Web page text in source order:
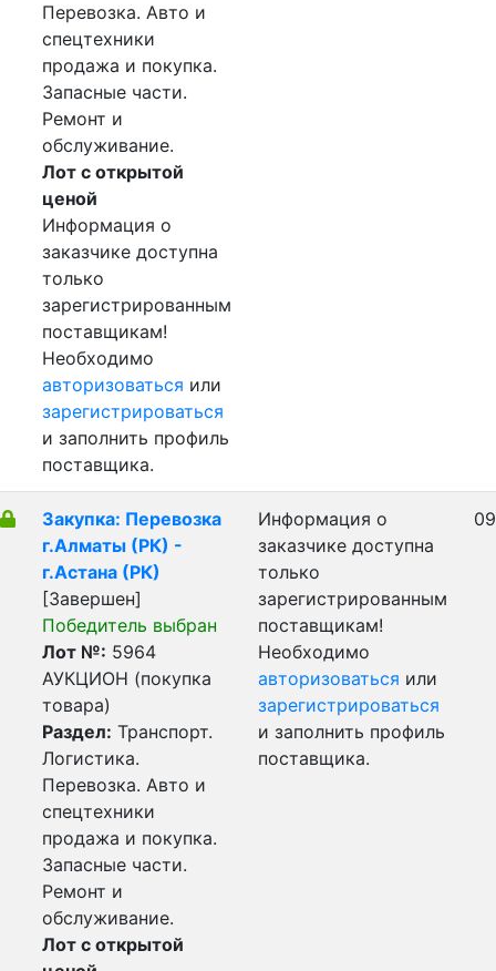
Перевозка. Авто и
спецтехники
продажа и покупка.
Запасные части.
Ремонт и
обслуживание.
Лот с открытой
ценой
Информация о
заказчике доступна
только
зарегистрированным
поставщикам!
Необходимо
авторизоваться или
зарегистрироваться
и заполнить профиль
поставщика.
Закупка: Перевозка
г.Алматы (РК) -
г.Астана (РК)
[Завершен]
Победитель выбран
Лот №: 5964
АУКЦИОН (покупка
товара)
Раздел: Транспорт.
Логистика.
Перевозка. Авто и
спецтехники
продажа и покупка.
Запасные части.
Ремонт и
обслуживание.
Лот с открытой
Информация о
заказчике доступна
только
зарегистрированным
поставщикам!
Необходимо
авторизоваться или
зарегистрироваться
и заполнить профиль
поставщика.